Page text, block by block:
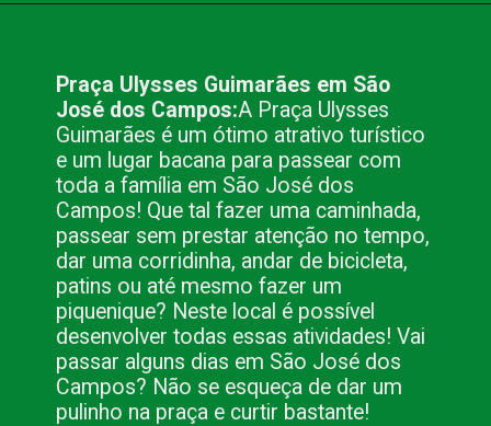
Praça Ulysses Guimarães em São
José dos Campos:A Praça Ulysses
Guimarães é um ótimo atrativo turístico
e um lugar bacana para passear com
toda a família em São José dos
Campos! Que tal fazer uma caminhada,
passear sem prestar atenção no tempo,
dar uma corridinha, andar de bicicleta,
patins ou até mesmo fazer um
piquenique? Neste local é possível
desenvolver todas essas atividades! Vai
passar alguns dias em São José dos
Campos? Não se esqueça de dar um
pulinho na praça e curtir bastante!